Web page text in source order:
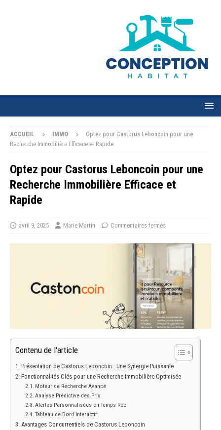
ACCUEIL IMMO
Optez pour Castorus Leboncoin pour une
Recherche Immobilière Efficace et Rapide
Optez pour Castorus Leboncoin pour une
Recherche Immobilière Efficace et
Rapide
avril 9, 2025 Marie Martin Commentaires fermés
Contenu de l'article
Présentation de Castorus Leboncoin : Une Synergie Puissante
Fonctionnalités Clés pour une Recherche Immobilière Optimisée
Moteur de Recherche Avancé
Analyse Prédictive des Prix
Alertes Personnalisées en Temps Réel
Tableau de Bord Interactif
Avantages Concurrentiels de Castorus Leboncoin